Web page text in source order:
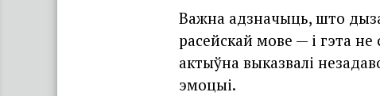
Важна адзначыць, што
расейскай мове — і гэта
актыўна выказвалі
эмоцыі.